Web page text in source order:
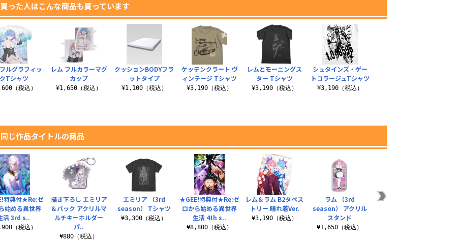
った人はこんな商品も買っています
クッションBODYフラ
ットタイプ
¥1,100（税込）
ケッテンクラート ヴ
ィンテージ Tシャツ
¥3,190（税込）
レムとモーニングス
ター Tシャツ
¥3,190（税込）
シュタインズ・ゲー
トコラージュTシャツ
¥3,190（税込）
ルグラフィッ
クTシャツ
（税込）
レム フルカラーマグ
カップ
¥1,650（税込）
じ作品タイトルの商品
エミリア （3rd
season） Tシャツ
¥3,300（税込）
★GEE!特典付★Re:ゼ
ロから始める異世界
生活 4th s..
¥8,800（税込）
レム＆ラム B2タペス
トリー 晴れ着Ver.
¥3,190（税込）
ラム （3rd
season） アクリル
スタンド
¥1,650（税込）
エミリア＆レム アク
特典付★Re:ゼ
始める異世界
活 3rd s..
（税込）
描き下ろし エミリア
＆パック アクリルマ
ルチキーホルダー
パ..
¥880（税込）